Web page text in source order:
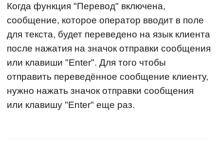
Когда функция "Перевод" включена,
сообщение, которое оператор вводит в поле
для текста, будет переведено на язык клиента
после нажатия на значок отправки сообщения
или клавиши "Enter". Для того чтобы
отправить переведённое сообщение клиенту,
нужно нажать значок отправки сообщения
или клавишу "Enter" еще раз.